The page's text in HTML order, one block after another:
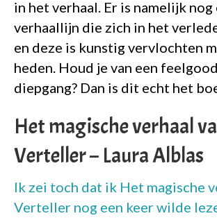
in het verhaal. Er is namelijk
verhaallijn die zich in het
en deze is kunstig vervlochten
heden. Houd je van een
diepgang? Dan is dit echt het
Het magische verhaal
Verteller – Laura Alblas
Ik zei toch dat ik Het magische
Verteller nog een keer wilde